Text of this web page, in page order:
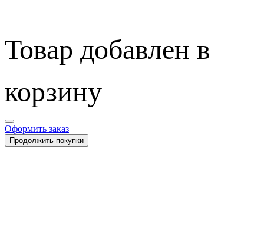
Товар добавлен в
корзину
Оформить заказ
Продолжить покупки